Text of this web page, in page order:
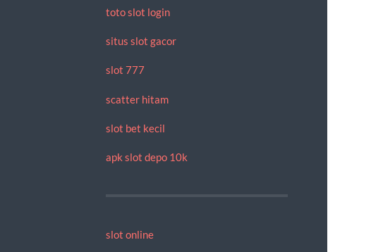
toto slot login
situs slot gacor
slot 777
scatter hitam
slot bet kecil
apk slot depo 10k
slot online